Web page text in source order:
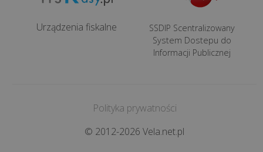
Urządzenia fiskalne
SSDIP Scentralizowany
System Dostepu do
Informacji Publicznej
Polityka prywatności
© 2012-2026 Vela.net.pl